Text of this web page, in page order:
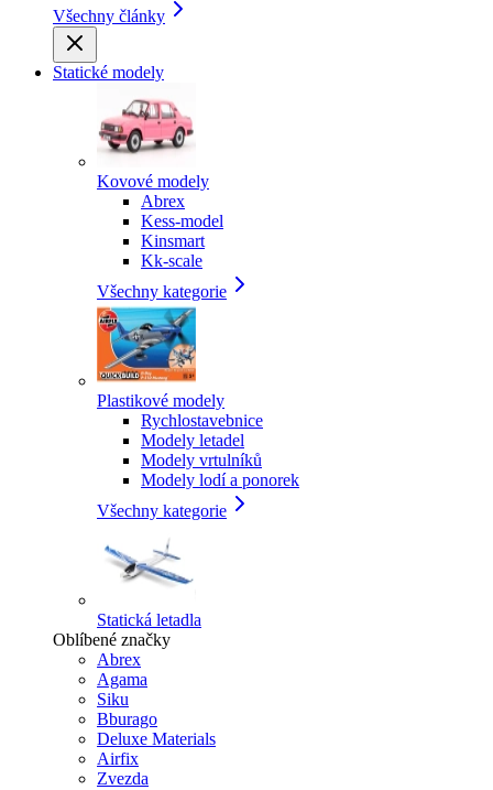
Všechny články
Statické modely
Kovové modely
Abrex
Kess-model
Kinsmart
Kk-scale
Všechny kategorie
Plastikové modely
Rychlostavebnice
Modely letadel
Modely vrtulníků
Modely lodí a ponorek
Všechny kategorie
Statická letadla
Oblíbené značky
Abrex
Agama
Siku
Bburago
Deluxe Materials
Airfix
Zvezda